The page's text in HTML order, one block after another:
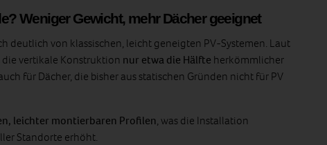
Weniger Gewicht, mehr Dächer geeignet
deutlich von klassischen, leicht geneigten PV‑Systemen. Laut
vertikale Konstruktion nur etwa die Hälfte herkömmlicher
für Dächer, die bisher aus statischen Gründen nicht für PV
leichter montierbaren Profilen, was die Installation
Standorte erhöht.